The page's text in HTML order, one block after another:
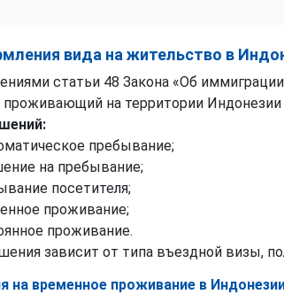
вида на жительство в
статьи 48 Закона «Об
проживающий на территории
пребывание;
на пребывание;
посетителя;
проживание;
проживание.
зависит от типа въездной визы,
на временное проживание в